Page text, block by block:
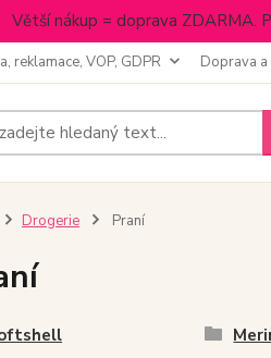
Větší nákup = doprava ZDARMA.
reklamace, VOP, GDPR Doprava
Drogerie Praní